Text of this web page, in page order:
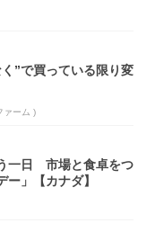
”で買っている限り変
ァーム )
一日 市場と食卓をつ
ー」【カナダ】